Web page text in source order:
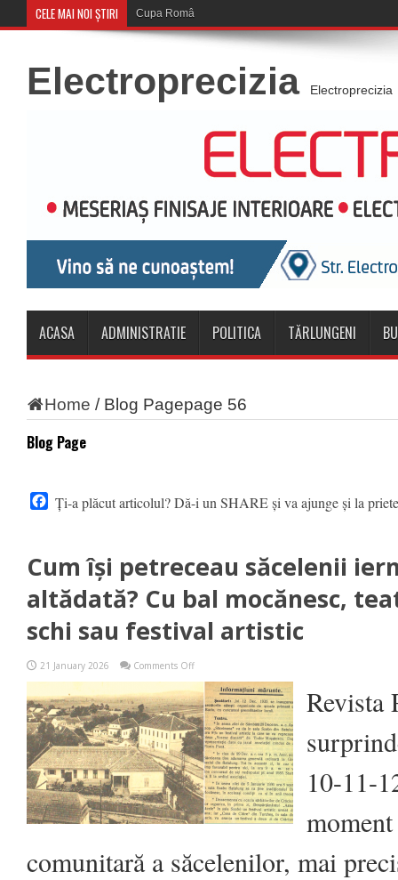
CELE MAI NOI ȘTIRI Cupa României: CSM Săcele întâlnește Corona Braș
Electroprecizia Electroprecizia
ACASA ADMINISTRATIE POLITICA TĂRLUNGENI
Home / Blog Pagepage 56
Blog Page
Facebook
Ți-a plăcut articolul? Dă-i un SHARE și va ajunge și la
Cum își petreceau săcelenii
altădată? Cu bal mocănesc,
schi sau festival artistic
21 January 2026 Comments Offon
își
petreceau
săcelenii
iernile
grele
de
altădată?
Cu
bal
mocănesc,
teatru,
concurs
sau
Revista
10-11-
comunitară a săcelenilor, mai